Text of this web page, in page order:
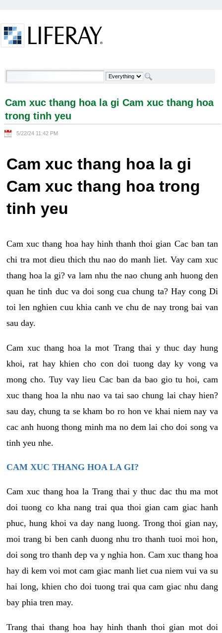
Cam xuc thang hoa la gi Cam xuc thang hoa trong
Cam xuc thang hoa la gi Cam xuc thang hoa
trong tinh yeu
5/22/24 11:42 PM
Cam xuc thang hoa la gi
Cam xuc thang hoa trong
tinh yeu
Cam xuc thang hoa hay hinh thanh thoi gian Cac ban tan
chi tra mot dieu thich thu nao do manh liet. Vay cam xuc
thang hoa la gi? va lam nhu the nao chung anh huong den
quan he tinh duc va doi song cua chung ta? Hay cong Di
toi len nghien cuu khia canh ve chu de nay trong bai van
sau day.
Cam xuc thang hoa la mot Trang thai y thuc day hung
khoi, rat hay khien cho con doi tuong day ky vong va
mong cho. Tuy vay lieu Cac ban da bao gio tu hoi, cam
xuc thang hoa la nhu nao va tai sao chung lai chay hien?
sau day, chung ta se kham bo ro hon ve khai niem nay va
cac anh huong thong minh ma no dem lai cho doi song va
tinh yeu nhe.
CAM XUC THANG HOA LA GI?
Cam xuc thang hoa la Trang thai y thuc dac thu ma mot
doi tuong co kha nang trai qua thoi gian cam giac hanh
phuc, hung khoi va day nang luong. Trong thoi gian nay,
moi trang bi ben canh duong nhu tro thanh tuoi moi hon,
doi song tro thanh dep va y nghia hon. Cam xuc thang hoa
hay di kem voi mot cam giac manh liet cua niem vui va su
hai long, khien cho doi tuong trai qua cam giac nhu dang
bay phia tren may.
Trang thai thang hoa hay hinh thanh thoi gian mot doi